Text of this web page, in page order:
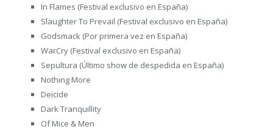
In Flames (Festival exclusivo en España)
Slaughter To Prevail (Festival exclusivo en España)
Godsmack (Por primera vez en España)
WarCry (Festival exclusivo en España)
Sepultura (Último show de despedida en España)
Nothing More
Deicide
Dark Tranquillity
Of Mice & Men